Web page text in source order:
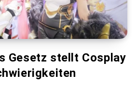
Gesetz stellt Cosplay